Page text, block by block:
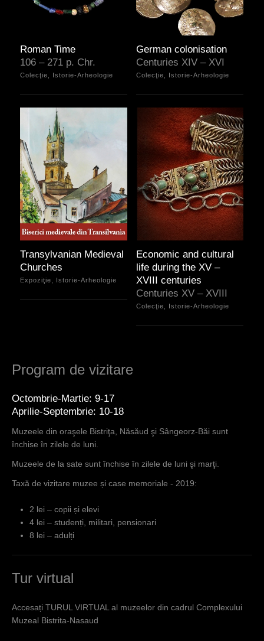
Roman Time
106 – 271 p. Chr.
Colecţie, Istorie-Arheologie
German colonisation
Centuries XIV – XVI
Colecţie, Istorie-Arheologie
Transylvanian Medieval
Churches
Expoziţie, Istorie-Arheologie
Economic and cultural
life during the XV –
XVIII centuries
Centuries XV – XVIII
Colecţie, Istorie-Arheologie
Program de vizitare
Octombrie-Martie: 9-17
Aprilie-Septembrie: 10-18
Muzeele din oraşele Bistriţa, Năsăud şi Sângeorz-Băi sunt
închise în zilele de luni.
Muzeele de la sate sunt închise în zilele de luni şi marţi.
Taxă de vizitare muzee și case memoriale - 2019:
2 lei – copii și elevi
4 lei – studenți, militari, pensionari
8 lei – adulți
Tur virtual
Accesați TURUL VIRTUAL al muzeelor din cadrul Complexului
Muzeal Bistrita-Nasaud